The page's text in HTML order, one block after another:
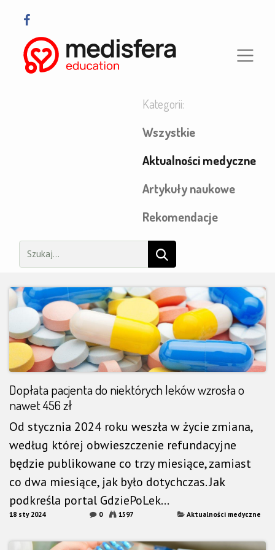
Kategorii:
Wszystkie
Aktualności medyczne
​Artykuły naukowe
Rekomendacje
Dopłata pacjenta do niektórych leków wzrosła o
nawet 456 zł
Od stycznia 2024 roku weszła w życie zmiana,
według której obwieszczenie refundacyjne
będzie publikowane co trzy miesiące, zamiast
co dwa miesiące, jak było dotychczas. Jak
podkreśla portal GdziePoLek...
18 sty 2024 0 1597 Aktualności medyczne